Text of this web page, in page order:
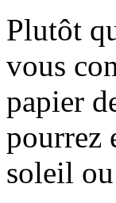
Plutôt
vous
papier
pourrez
soleil